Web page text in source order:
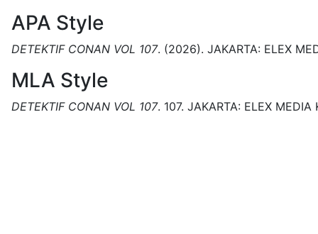
APA Style
DETEKTIF CONAN VOL 107. (2026). JAKARTA: ELEX
MLA Style
DETEKTIF CONAN VOL 107. 107. JAKARTA: ELEX MEDIA